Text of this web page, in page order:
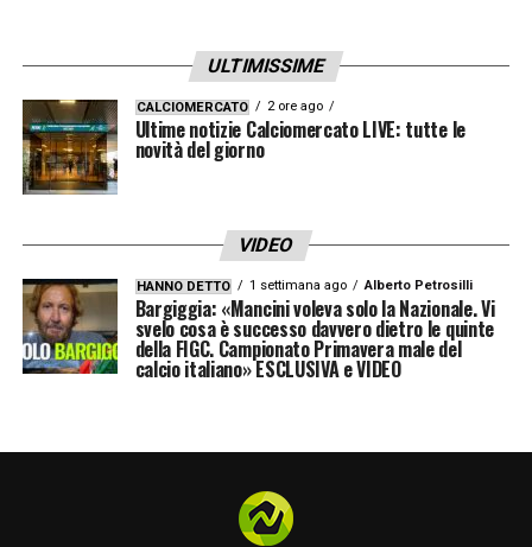
L’IMPORTANZA DI FREULER– «A turno
abbiamo perso un po’ tutti i giocatori.
Ritrovare Remo e ritrovare il cervello di
questa squadra, perché comunica aiuta e
esperienza fa sempre queste cose sia
dentro che fuori dal campo».
SUL MERCATO IN DIFESA– «Sul mercato ci
comunque un Vitik e un Heggem in forma.
Spero di avere delle risposte simili da
ULTIMISSIME
CALCIOMERCATO 2 ore ago
Ultime notizie Calciomercato LIVE: tutte le
novità del giorno
VIDEO
HANNO DETTO 1 settimana ago Alberto Petrosilli
Bargiggia: «Mancini voleva solo la Nazionale. Vi
svelo cosa è successo davvero dietro le quinte
della FIGC. Campionato Primavera male del
calcio italiano» ESCLUSIVA e VIDEO